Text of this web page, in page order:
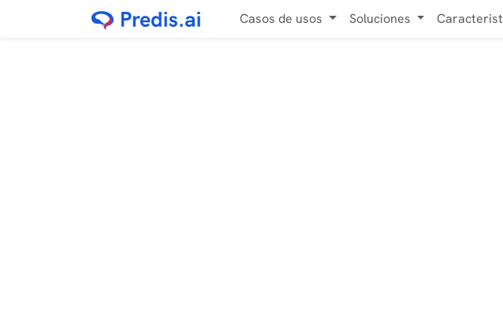
Casos de usos Soluciones